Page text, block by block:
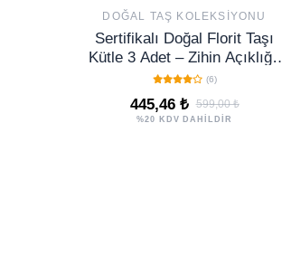
DOĞAL TAŞ KOLEKSIYONU
Sertifikalı Doğal Florit Taşı
Kütle 3 Adet – Zihin Açıklığı,
Odak ve Enerji Dengeleyici
(6)
445,46 ₺ 599,00 ₺
%20 KDV DAHİLDİR